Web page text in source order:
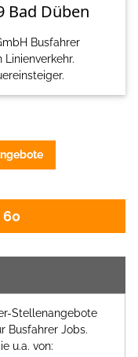
Bad Düben
Busfahrer
60
Stellenangebote
Busfahrer Jobs.
u.a. von: